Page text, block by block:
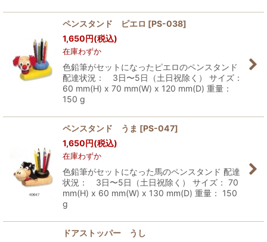
ペンスタンド ピエロ [PS-038]
1,650円(税込)
在庫わずか
色鉛筆がセットになったピエロのペンスタンド
配達状況： 3日〜5日（土日祝除く） サイズ：
60 mm(H) x 70 mm(W) x 120 mm(D) 重量：
150 g
ペンスタンド うま [PS-047]
1,650円(税込)
在庫わずか
色鉛筆がセットになった馬のペンスタンド 配達
状況： 3日〜5日（土日祝除く） サイズ： 70
mm(H) x 60 mm(W) x 130 mm(D) 重量： 150
g
ドアストッパー うし